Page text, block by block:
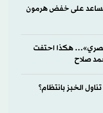
قد تساعد على خفض هرمون
هكذا احتفت
صلاح
الخبز بانتظام؟